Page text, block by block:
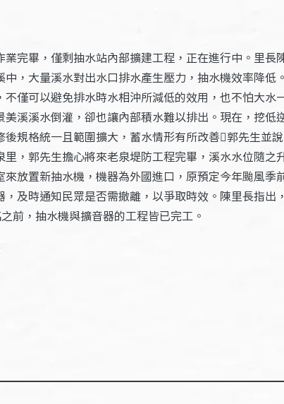
完畢，僅剩抽水站內部擴建工程，正在進行中。里長
，大量溪水對出水口排水產生壓力，抽水機效率降低
僅可以避免排水時水相沖所減低的效用，也不怕大水
溪溪水倒灌，卻也讓內部積水難以排出。現在，挖低
規格統一且範圍擴大，蓄水情形有所改善郭先生並
，郭先生擔心將來老泉堤防工程完畢，溪水水位隨之
放置新抽水機，機器為外國進口，原預定今年颱風季
及時通知民眾是否需撤離，以爭取時效。陳里長指出
前，抽水機與擴音器的工程皆已完工。